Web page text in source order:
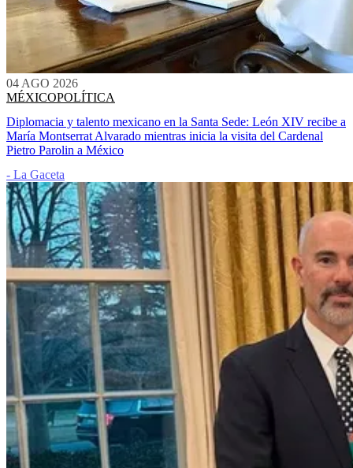
04 AGO 2026
MÉXICOPOLÍTICA
Diplomacia y talento mexicano en la Santa Sede: León XIV recibe a
María Montserrat Alvarado mientras inicia la visita del Cardenal
Pietro Parolin a México
- La Gaceta